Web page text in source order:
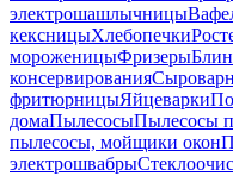
электрошашлычницы
кексницыХлебопечки
мороженицыФризеры
консервирования
фритюрницыЯйцеварки
домаПылесосыПылесосы
пылесосы, мойщики окон
электрошвабры